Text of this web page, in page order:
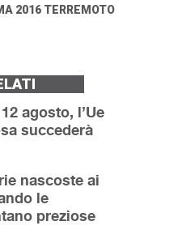
2016 TERREMOTO
agosto, l’Ue
succederà
nascoste ai
le
preziose